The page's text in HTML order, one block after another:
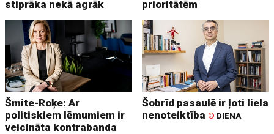
stiprāka nekā agrāk
prioritātēm
Šmite-Roķe: Ar
politiskiem lēmumiem ir
veicināta kontrabanda
Šobrīd pasaulē ir ļoti liela
nenoteiktība © DIENA